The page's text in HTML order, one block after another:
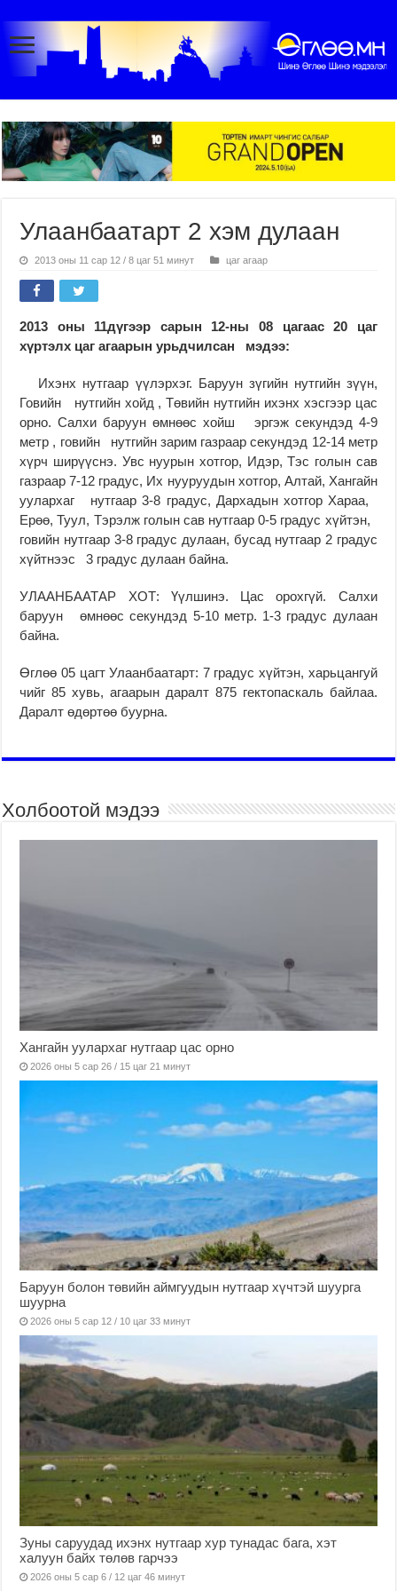
Улаанбаатарт 2 хэм дулаан
2013 оны 11 сар 12 / 8 цаг 51 минут цаг агаар
2013 оны 11дүгээр сарын 12-ны 08 цагаас 20 цаг
хүртэлх цаг агаарын урьдчилсан мэдээ:
Ихэнх нутгаар үүлэрхэг. Баруун зүгийн нутгийн зүүн,
Говийн нутгийн хойд , Төвийн нутгийн ихэнх хэсгээр цас
орно. Салхи баруун өмнөөс хойш эргэж секундэд 4-9
метр , говийн нутгийн зарим газраар секундэд 12-14 метр
хүрч ширүүснэ. Увс нуурын хотгор, Идэр, Тэс голын сав
газраар 7-12 градус, Их нууруудын хотгор, Алтай, Хангайн
уулархаг нутгаар 3-8 градус, Дархадын хотгор Хараа,
Ерөө, Туул, Тэрэлж голын сав нутгаар 0-5 градус хүйтэн,
говийн нутгаар 3-8 градус дулаан, бусад нутгаар 2 градус
хүйтнээс 3 градус дулаан байна.
УЛААНБААТАР ХОТ: Үүлшинэ. Цас орохгүй. Салхи
баруун өмнөөс секундэд 5-10 метр. 1-3 градус дулаан
байна.
Өглөө 05 цагт Улаанбаатарт: 7 градус хүйтэн, харьцангуй
чийг 85 хувь, агаарын даралт 875 гектопаскаль байлаа.
Даралт өдөртөө буурна.
Холбоотой мэдээ
Хангайн уулархаг нутгаар цас орно
2026 оны 5 сар 26 / 15 цаг 21 минут
Баруун болон төвийн аймгуудын нутгаар хүчтэй шуурга
шуурна
2026 оны 5 сар 12 / 10 цаг 33 минут
Зуны саруудад ихэнх нутгаар хур тунадас бага, хэт
халуун байх төлөв гарчээ
2026 оны 5 сар 6 / 12 цаг 46 минут